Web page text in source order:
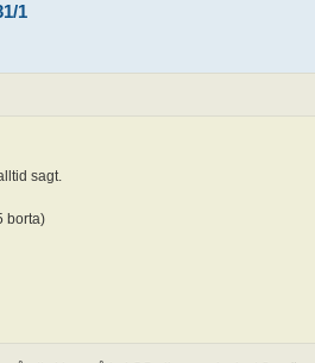
1
sagt.
borta)